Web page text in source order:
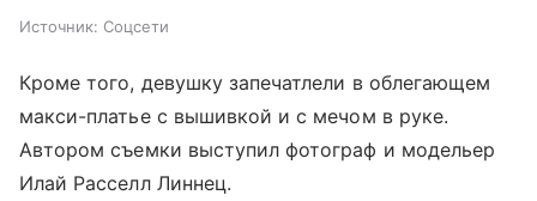
Источник: Соцсети
Кроме того, девушку запечатлели в облегающем
макси-платье с вышивкой и с мечом в руке.
Автором съемки выступил фотограф и модельер
Илай Расселл Линнец.